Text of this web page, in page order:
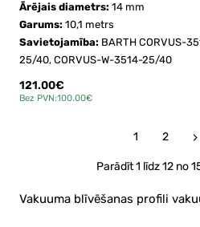
Ārējais diametrs: 14 mm
Garums: 10,1 metrs
Savietojamība: BARTH CORVUS-
25/40, CORVUS-W-3514-25/40
121.00€
Bez PVN:100.00€
1 2
Parādīt 1 līdz 12 no
Vakuuma blīvēšanas profili